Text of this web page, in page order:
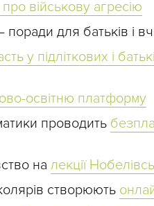
військову агресію
поради для батьків і
у підліткових і
освітню платформу
проводить
на лекції
створюють